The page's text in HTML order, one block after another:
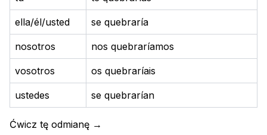
ella/él/usted se quebraría
nosotros nos quebraríamos
vosotros os quebraríais
ustedes se quebrarían
Ćwicz tę odmianę →